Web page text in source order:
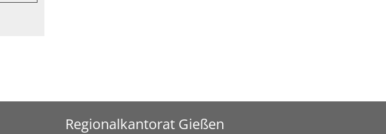
Regionalkantorat Gießen